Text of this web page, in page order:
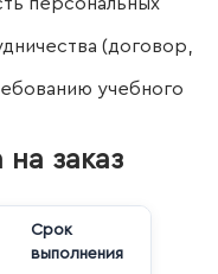
персональных
(договор,
учебного
заказ
Срок
выполнения